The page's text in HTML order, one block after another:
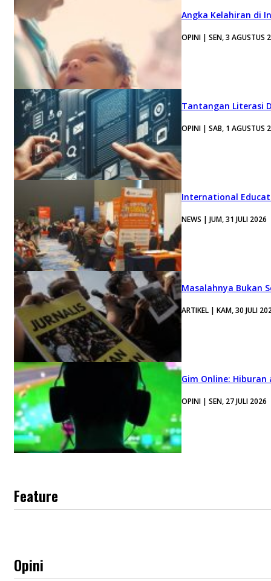
Angka Kelahiran di
OPINI | SEN, 3 AGUSTUS
Tantangan Literasi
OPINI | SAB, 1 AGUSTUS
International
NEWS | JUM, 31 JULI 2026
Masalahnya Bukan
ARTIKEL | KAM, 30 JULI
Gim Online:
OPINI | SEN, 27 JULI 2026
Feature
Opini